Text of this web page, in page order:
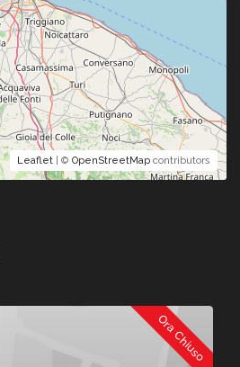
Leaflet | © OpenStreetMap contributors